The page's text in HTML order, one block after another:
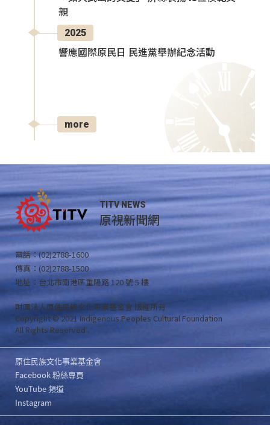
親
2025
響應國際原民日 民進黨舉辦紀念活動
more
TITV NEWS
原視新聞網
電話：(02)2788-1600
傳真：(02)2788-1500
地址：台北市南港區重陽路 120 號 5 樓
財團法人原住民族文化事業基金會 版權所有
Copyright © 2021 Indigenous Peoples Cultural Foundation
All Rights Reserved .
原住民族文化事業基金會
Facebook 粉絲專頁
YouTube 頻道
Instagram